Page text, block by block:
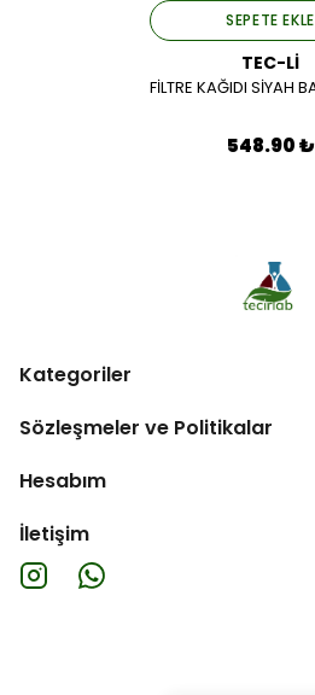
SEPETE EKLE
TEC-Lİ
548.90 ₺
Kategoriler
Sözleşmeler ve Politikalar
Hesabım
İletişim